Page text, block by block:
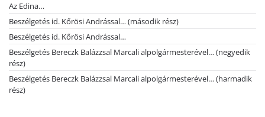
Az Edina…
Beszélgetés id. Kőrösi Andrással… (második rész)
Beszélgetés id. Kőrösi Andrással…
Beszélgetés Bereczk Balázzsal Marcali alpolgármesterével… (negyedik
rész)
Beszélgetés Bereczk Balázzsal Marcali alpolgármesterével… (harmadik
rész)